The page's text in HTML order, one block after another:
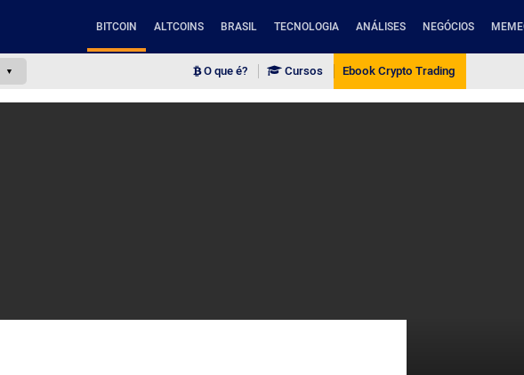
BITCOIN ALTCOINS BRASIL TECNOLOGIA ANÁLISES NEGÓCIOS
O que é? Cursos Ebook Crypto Trading